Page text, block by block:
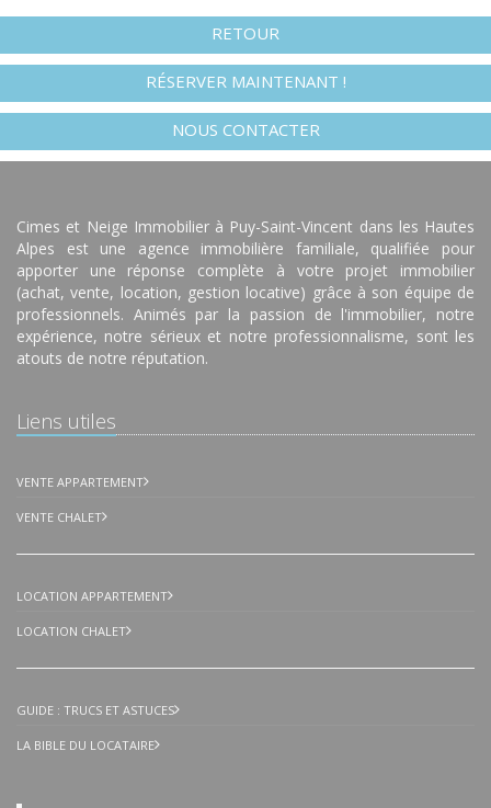
RETOUR
RÉSERVER MAINTENANT !
NOUS CONTACTER
Cimes et Neige Immobilier à Puy-Saint-Vincent dans les Hautes
Alpes est une agence immobilière familiale, qualifiée pour
apporter une réponse complète à votre projet immobilier
(achat, vente, location, gestion locative) grâce à son équipe de
professionnels. Animés par la passion de l'immobilier, notre
expérience, notre sérieux et notre professionnalisme, sont les
atouts de notre réputation.
Liens utiles
VENTE APPARTEMENT
VENTE CHALET
LOCATION APPARTEMENT
LOCATION CHALET
GUIDE : TRUCS ET ASTUCES
LA BIBLE DU LOCATAIRE